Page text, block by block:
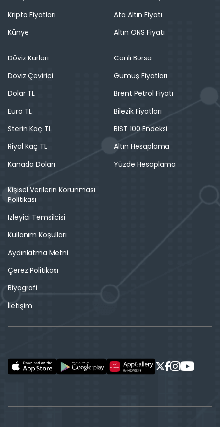
Kripto Fiyatları
Künye
Ata Altın Fiyatı
Altın ONS Fiyatı
Döviz Kurları
Döviz Çevirici
Dolar TL
Euro TL
Sterin Kaç TL
Riyal Kaç TL
Kanada Doları
Canlı Borsa
Gümüş Fiyatları
Brent Petrol Fiyatı
Bilezik Fiyatları
BIST 100 Endeksi
Altın Hesaplama
Yüzde Hesaplama
Kişisel Verilerin Korunması
Politikası
İzleyici Temsilcisi
Kullanım Koşulları
Aydınlatma Metni
Çerez Politikası
Biyografi
İletişim